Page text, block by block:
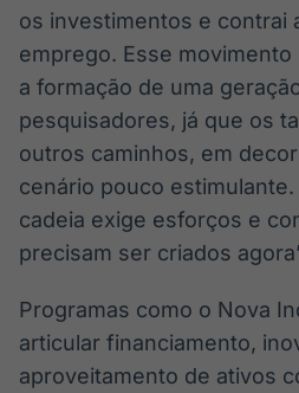
os investimentos e contrai
emprego. Esse
a formação de uma
pesquisadores, já que os
outros caminhos, em
cenário pouco
cadeia exige esforços e
precisam ser criados
Programas como o Nova
articular financiamento,
aproveitamento de ativos